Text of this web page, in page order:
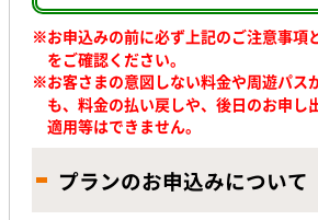
※お申込みの前に必ず上記のご注意事項
をご確認ください。
※お客さまの意図しない料金や周遊パス
も、料金の払い戻しや、後日のお申し
適用等はできません。
プランのお申込みについて